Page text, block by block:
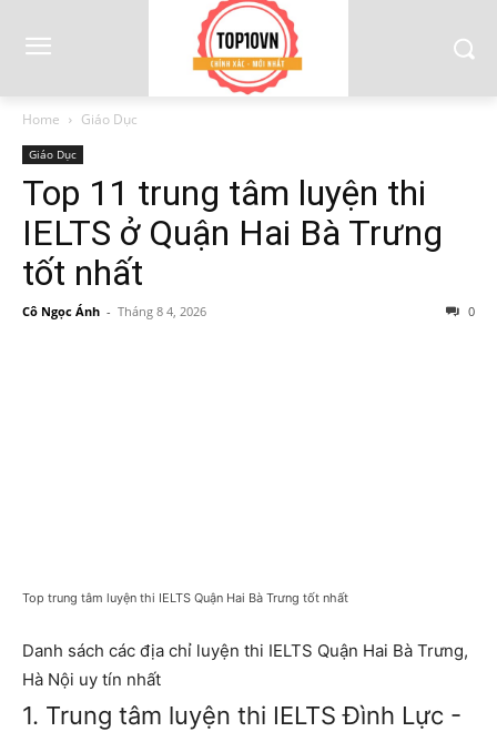
Home Giáo Dục
Giáo Dục
Top 11 trung tâm luyện thi
IELTS ở Quận Hai Bà Trưng
tốt nhất
Cô Ngọc Ánh - Tháng 8 4, 2026 0
Top trung tâm luyện thi IELTS Quận Hai Bà Trưng tốt nhất
Danh sách các địa chỉ luyện thi IELTS Quận Hai Bà Trưng,
Hà Nội uy tín nhất
1. Trung tâm luyện thi IELTS Đình Lực -